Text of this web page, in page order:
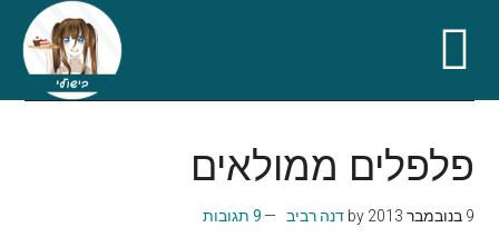
main
content
secondary
menu
primary
sidebar
footer
פלפלים ממולאים
9 בנובמבר 2013 by דנה רביב 9 תגובות